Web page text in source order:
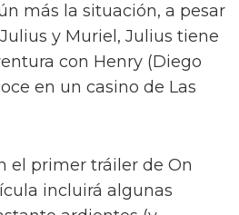
más la situación, a pesar
y Muriel, Julius tiene
con Henry (Diego
en un casino de Las
el primer tráiler de On
incluirá algunas